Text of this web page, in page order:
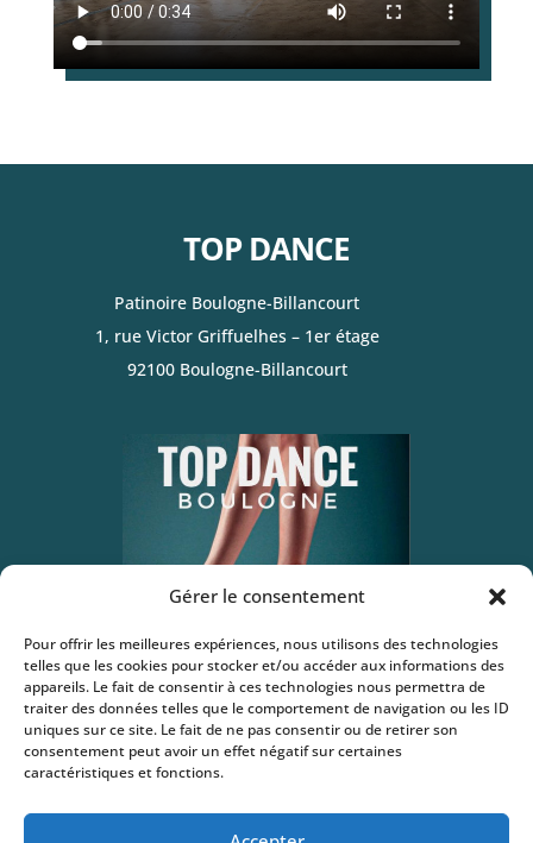
Gérer le consentement
Pour offrir les meilleures expériences, nous utilisons des technologies
telles que les cookies pour stocker et/ou accéder aux informations des
appareils. Le fait de consentir à ces technologies nous permettra de
traiter des données telles que le comportement de navigation ou les ID
uniques sur ce site. Le fait de ne pas consentir ou de retirer son
consentement peut avoir un effet négatif sur certaines
caractéristiques et fonctions.
TOP DANCE
Patinoire Boulogne-Billancourt
1, rue Victor Griffuelhes – 1er étage
92100 Boulogne-Billancourt
KATHERINE
06 63 58 05 62